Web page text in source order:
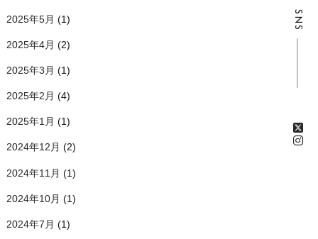
SNS
2025年5月 (1)
2025年4月 (2)
2025年3月 (1)
2025年2月 (4)
2025年1月 (1)
2024年12月 (2)
2024年11月 (1)
2024年10月 (1)
2024年7月 (1)